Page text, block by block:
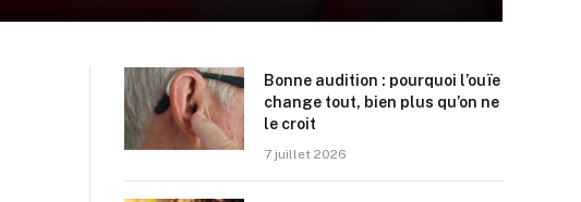
Bonne audition : pourquoi l’ouïe
change tout, bien plus qu’on ne
le croit
7 juillet 2026